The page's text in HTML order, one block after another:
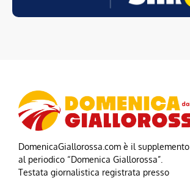
DomenicaGiallorossa.com è il supplemento
al periodico “Domenica Giallorossa”.
Testata giornalistica registrata presso